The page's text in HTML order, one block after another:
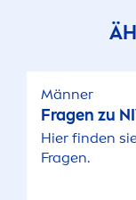
Sensible
Sensible
Männer
Fragen zu
Hier finden
Fragen.